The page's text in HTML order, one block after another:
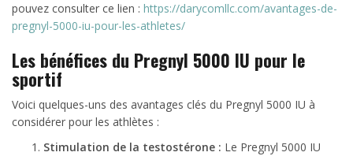
pouvez consulter ce lien : https://darycomllc.com/avantages-de-
pregnyl-5000-iu-pour-les-athletes/
Les bénéfices du Pregnyl 5000 IU pour le
sportif
Voici quelques-uns des avantages clés du Pregnyl 5000 IU à
considérer pour les athlètes :
Stimulation de la testostérone : Le Pregnyl 5000 IU